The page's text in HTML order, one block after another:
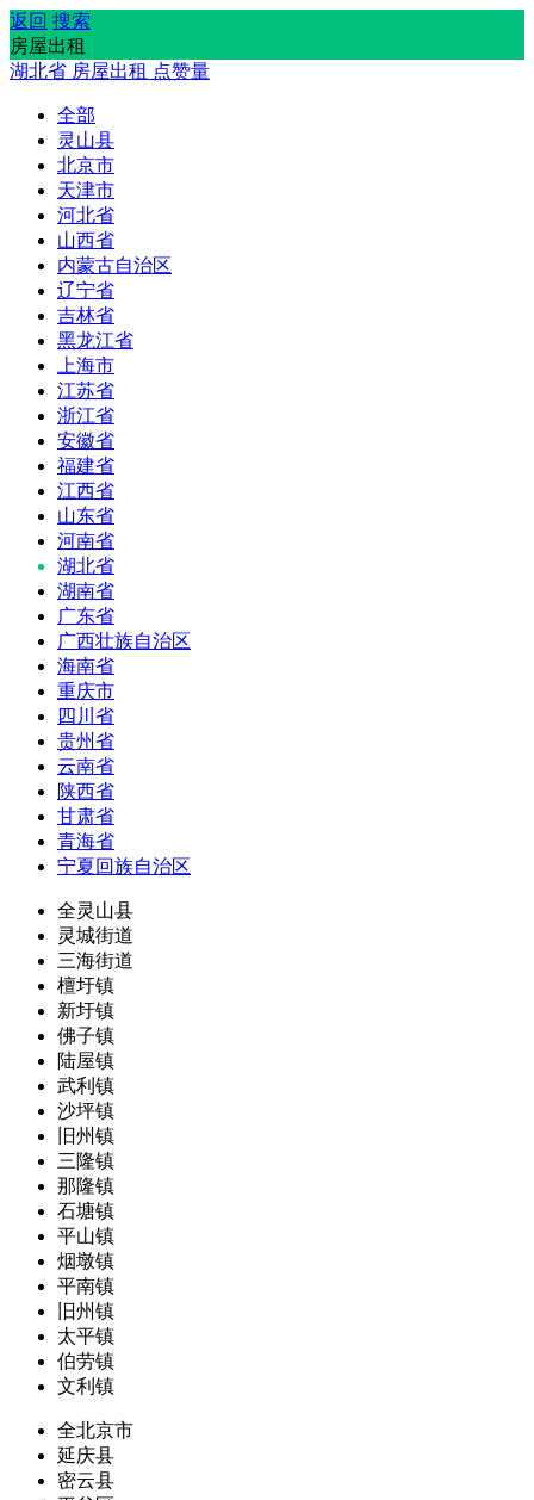
返回 搜索
房屋出租
湖北省 房屋出租 点赞量
全部
灵山县
北京市
天津市
河北省
山西省
内蒙古自治区
辽宁省
吉林省
黑龙江省
上海市
江苏省
浙江省
安徽省
福建省
江西省
山东省
河南省
湖北省
湖南省
广东省
广西壮族自治区
海南省
重庆市
四川省
贵州省
云南省
陕西省
甘肃省
青海省
宁夏回族自治区
全灵山县
灵城街道
三海街道
檀圩镇
新圩镇
佛子镇
陆屋镇
武利镇
沙坪镇
旧州镇
三隆镇
那隆镇
石塘镇
平山镇
烟墩镇
平南镇
旧州镇
太平镇
伯劳镇
文利镇
全北京市
延庆县
密云县